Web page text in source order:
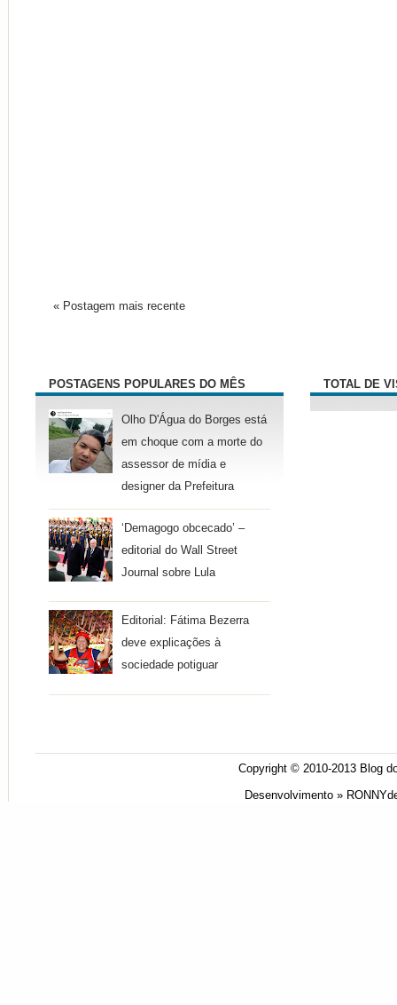
« Postagem mais recente
POSTAGENS POPULARES DO MÊS
Olho D'Água do Borges está
em choque com a morte do
assessor de mídia e
designer da Prefeitura
‘Demagogo obcecado’ –
editorial do Wall Street
Journal sobre Lula
Editorial: Fátima Bezerra
deve explicações à
sociedade potiguar
TOTAL DE
Copyright © 2010-2013 Blog
Desenvolvimento »